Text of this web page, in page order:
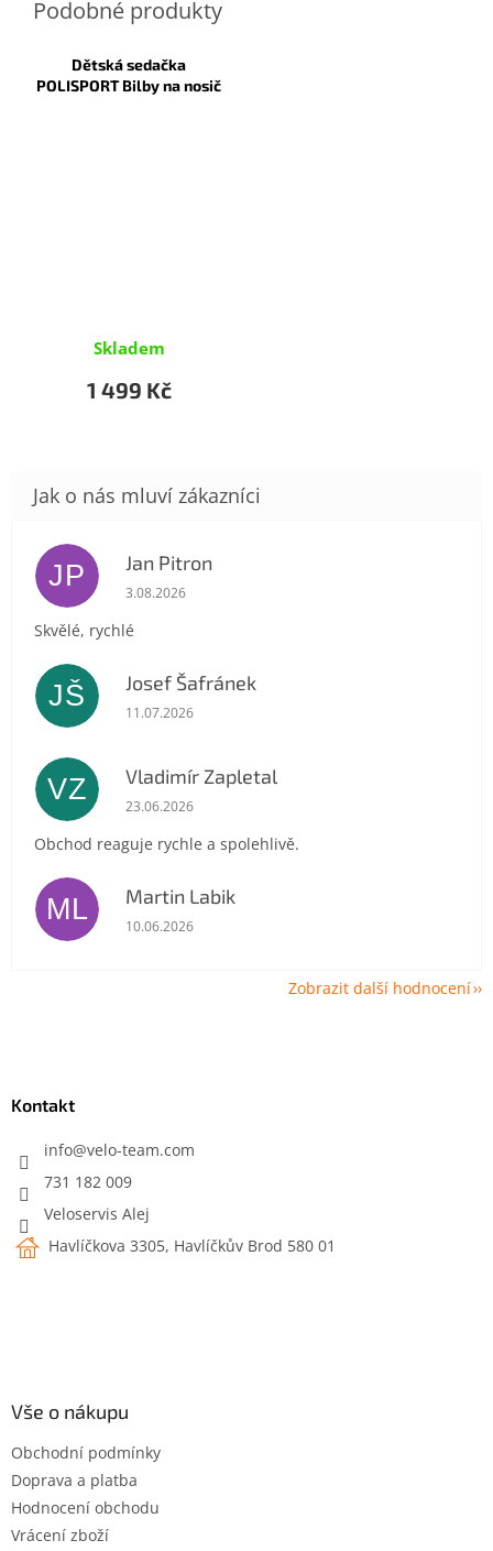
Dětská sedačka
POLISPORT Bilby na nosič
Skladem
1 499 Kč
JP Jan Pitron
Hodnocení obchodu je 5 z 5 hvězdiček.
3.08.2026
Skvělé, rychlé
JŠ Josef Šafránek
Hodnocení obchodu je 5 z 5 hvězdiček.
11.07.2026
VZ Vladimír Zapletal
Hodnocení obchodu je 5 z 5 hvězdiček.
23.06.2026
Obchod reaguje rychle a spolehlivě.
ML Martin Labik
Hodnocení obchodu je 5 z 5 hvězdiček.
10.06.2026
Zobrazit další hodnocení
Kontakt
info@velo-team.com
731 182 009
Veloservis Alej
Havlíčkova 3305, Havlíčkův Brod 580 01
Vše o nákupu
Obchodní podmínky
Doprava a platba
Hodnocení obchodu
Vrácení zboží